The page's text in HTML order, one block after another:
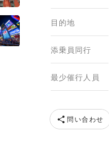
葉と鹿 提供元 ピクスタ
目的地
添乗員同行
最少催行人員
問い合わせ